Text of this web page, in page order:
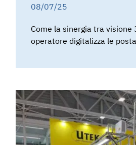
08/07/25
Come la sinergia tra visione
operatore digitalizza le